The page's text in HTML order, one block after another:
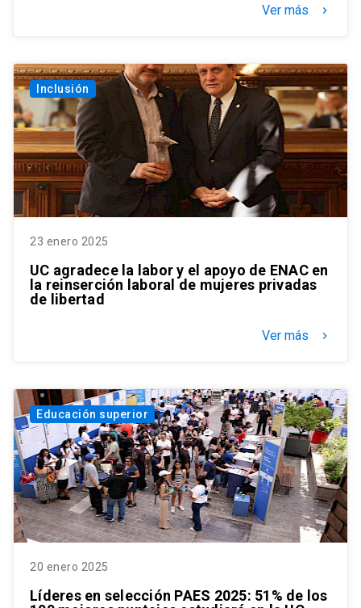
Ver más keyboard_arrow_right
Inclusión
23 enero 2025
UC agradece la labor y el apoyo de ENAC en
la reinserción laboral de mujeres privadas
de libertad
Ver más keyboard_arrow_right
Educación superior
20 enero 2025
Líderes en selección PAES 2025: 51% de los